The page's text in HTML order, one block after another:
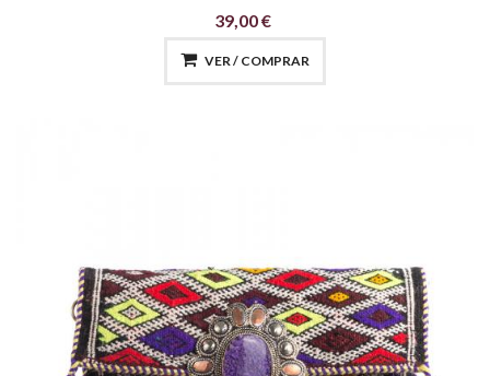
39,00 €
VER / COMPRAR